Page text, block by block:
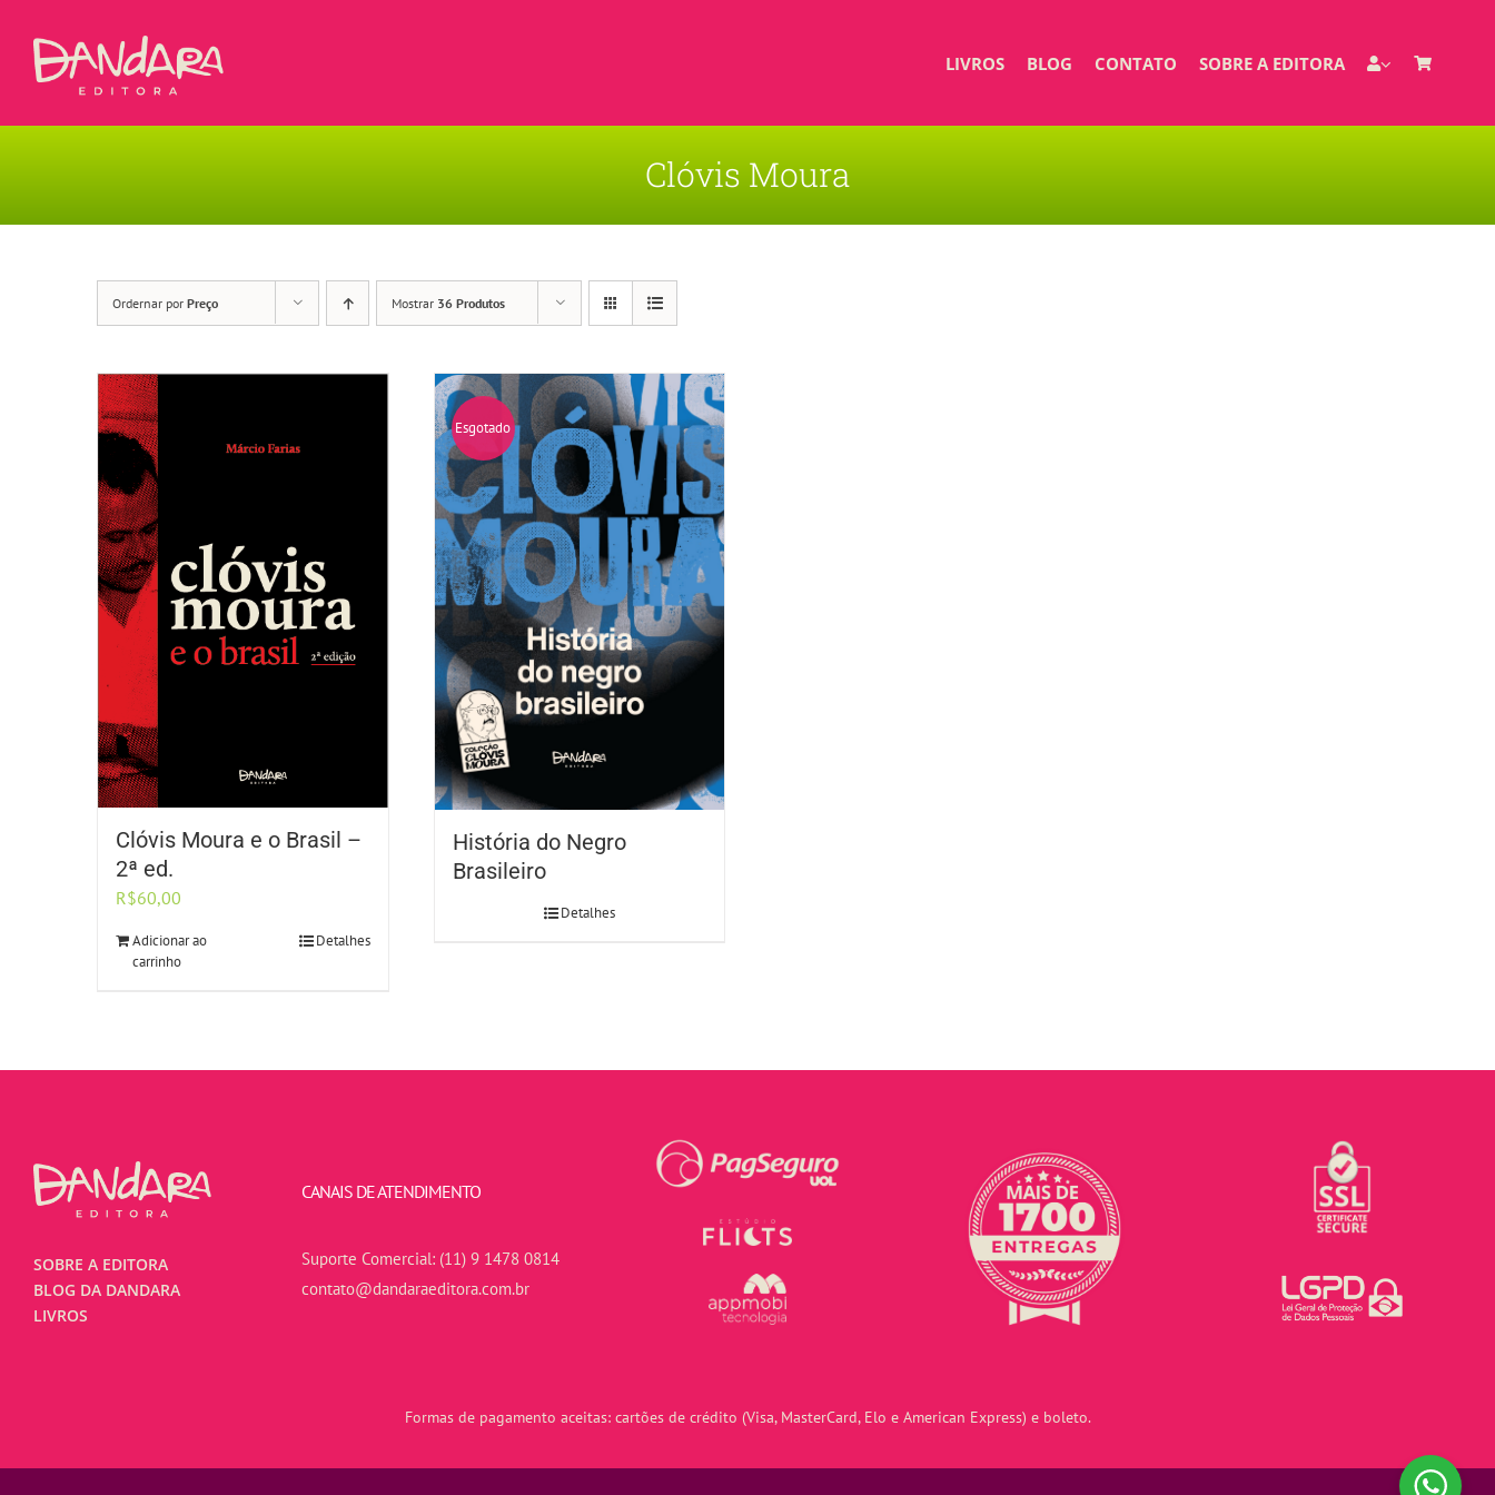
LIVROS BLOG CONTATO SOBRE A EDITORA
Clóvis Moura
Ordernar por Preço Mostrar 36 Produtos
Clóvis Moura e o Brasil –
2ª ed.
R$60,00
Adicionar ao
carrinho
Detalhes
Esgotado
História do Negro
Brasileiro
Detalhes
SOBRE A EDITORA
BLOG DA DANDARA
LIVROS
CANAIS DE ATENDIMENTO
Suporte Comercial: (11) 9 1478 0814
contato@dandaraeditora.com.br
Formas de pagamento aceitas: cartões de crédito (Visa, MasterCard, Elo e American Express) e boleto.